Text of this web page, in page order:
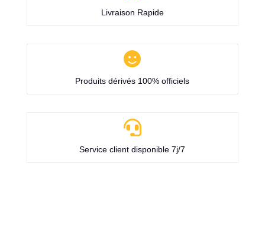
Livraison Rapide

Produits dérivés 100% officiels

Service client disponible 7j/7